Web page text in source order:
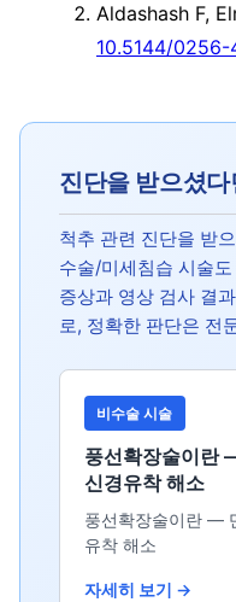
Aldashash F,
10.5144/0256-
진단을 받으셨
척추 관련 진단을 받
수술/미세침습 시술
증상과 영상 검사 결
로, 정확한 판단은 전
비수술 시술
풍선확장술이란
신경유착 해소
풍선확장술이란 —
유착 해소
자세히 보기 →